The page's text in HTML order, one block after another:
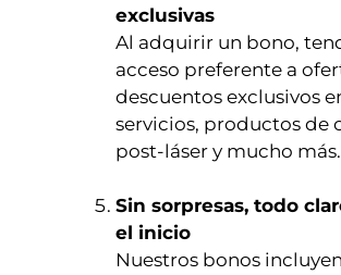
exclusivas
Al adquirir un bono,
acceso preferente a
descuentos exclusivos
servicios, productos de
post-láser y mucho más.
Sin sorpresas, todo
el inicio
Nuestros bonos